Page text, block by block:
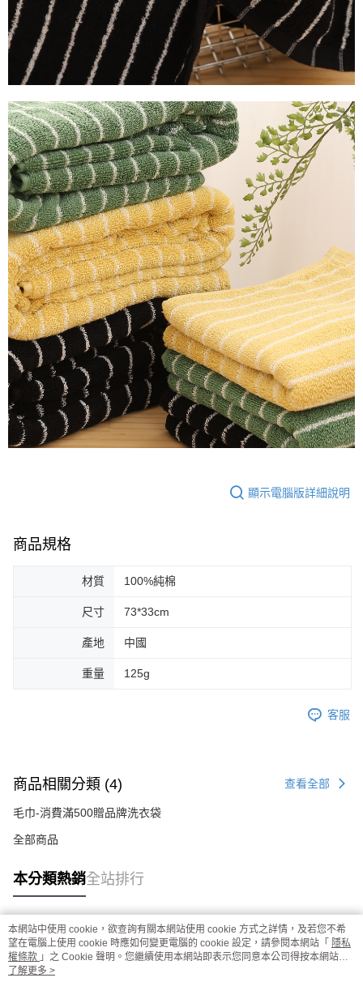
顯示電腦版詳細說明
商品規格
材質 100%純棉
尺寸 73*33cm
產地 中國
重量 125g
客服
商品相關分類 (4) 查看全部
毛巾-消費滿500贈品牌洗衣袋
全部商品
本分類熱銷全站排行
熱門標籤
本網站中使用 cookie，欲查詢有關本網站使用 cookie 方式之詳情，及若您不希
望在電腦上使用 cookie 時應如何變更電腦的 cookie 設定，請參閱本網站「 隱私
權條款 」之 Cookie 聲明。您繼續使用本網站即表示您同意本公司得按本網站使
用條款之 Cookie 聲明使用 cookie。
了解更多 >